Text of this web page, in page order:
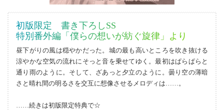
初版限定 書き下ろしSS
特別番外編「僕らの想いが紡ぐ旋律」より
昼下がりの風は穏やかだった。城の最も高いところを吹き抜ける
涼やかな空気の流れにそっと音を乗せてゆく。最初はぱらぱらと
通り雨のように。そして、ざあっと夕立のように。曇り空の薄暗
さと晴れ間の明るさを交互に想像させるメロディは……。
……続きは初版限定特典で☆